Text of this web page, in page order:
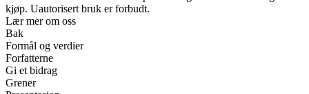
kjøp. Uautorisert bruk er forbudt.
Lær mer om oss
Bak
Formål og verdier
Forfatterne
Gi et bidrag
Grener